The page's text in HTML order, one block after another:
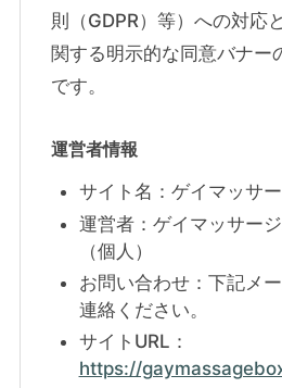
則（GDPR）等）への対応
関する明示的な同意バナー
です。
運営者情報
サイト名：ゲイマッサ
運営者：ゲイマッサー
（個人）
お問い合わせ：下記メ
連絡ください。
サイトURL：
https://